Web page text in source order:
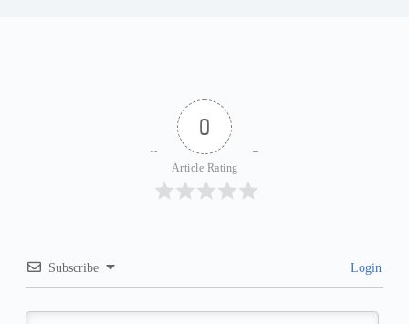
0
Article Rating
Subscribe Login